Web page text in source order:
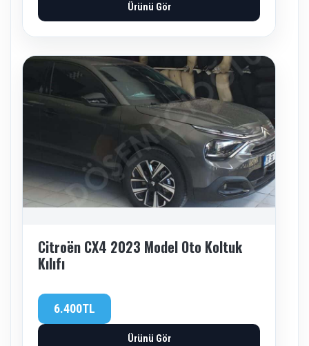
Ürünü Gör
Citroën CX4 2023 Model Oto Koltuk
Kılıfı
6.400TL
Ürünü Gör